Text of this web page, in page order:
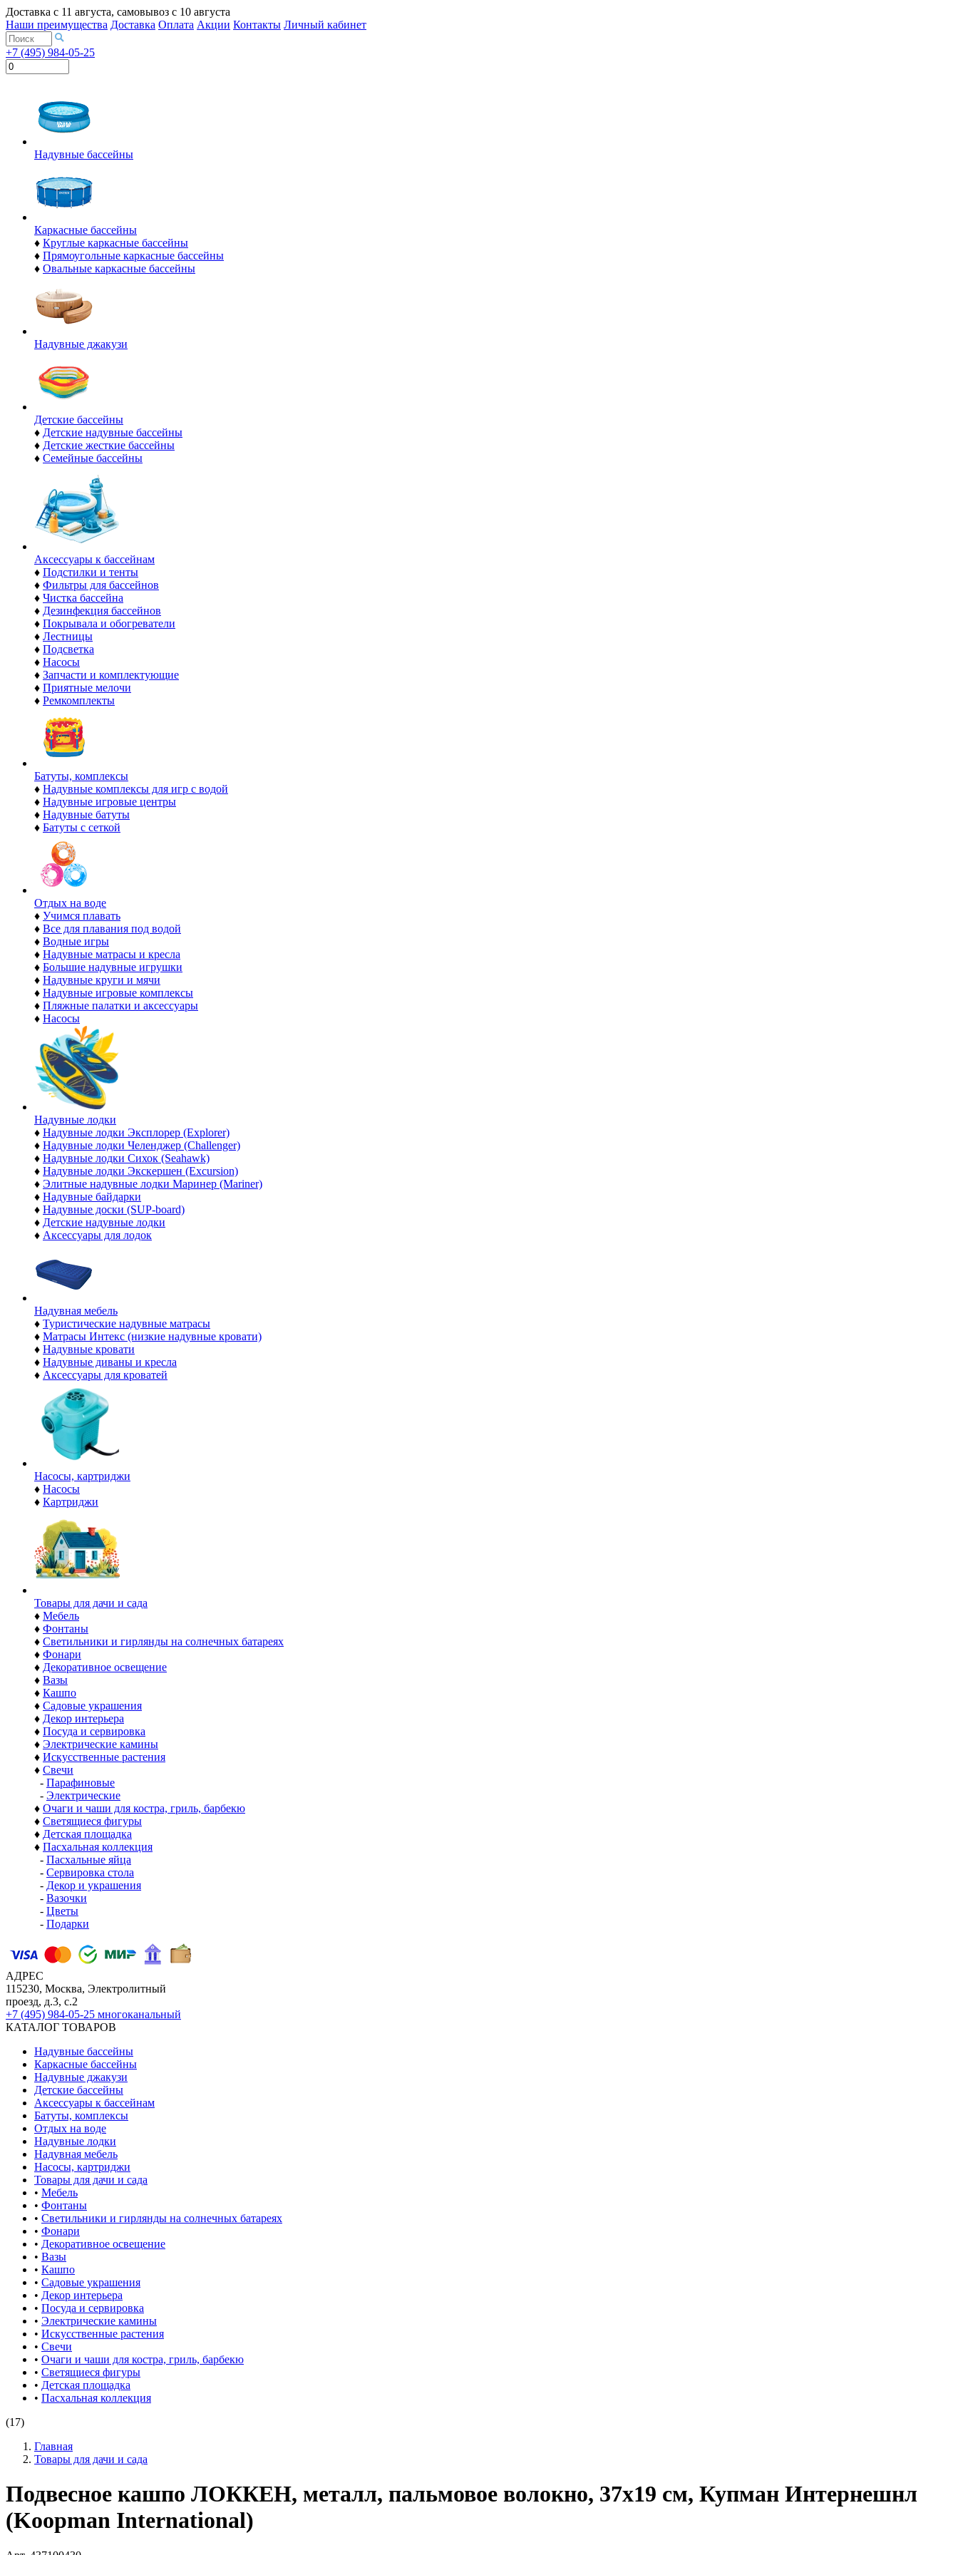
Доставка с 11 августа, самовывоз с 10 августа
Наши преимущества Доставка Оплата Акции Контакты Личный кабинет
+7 (495) 984-05-25
Надувные бассейны
Каркасные бассейны
♦ Круглые каркасные бассейны
♦ Прямоугольные каркасные бассейны
♦ Овальные каркасные бассейны
Надувные джакузи
Детские бассейны
♦ Детские надувные бассейны
♦ Детские жесткие бассейны
♦ Семейные бассейны
Аксессуары к бассейнам
♦ Подстилки и тенты
♦ Фильтры для бассейнов
♦ Чистка бассейна
♦ Дезинфекция бассейнов
♦ Покрывала и обогреватели
♦ Лестницы
♦ Подсветка
♦ Насосы
♦ Запчасти и комплектующие
♦ Приятные мелочи
♦ Ремкомплекты
Батуты, комплексы
♦ Надувные комплексы для игр с водой
♦ Надувные игровые центры
♦ Надувные батуты
♦ Батуты с сеткой
Отдых на воде
♦ Учимся плавать
♦ Все для плавания под водой
♦ Водные игры
♦ Надувные матрасы и кресла
♦ Большие надувные игрушки
♦ Надувные круги и мячи
♦ Надувные игровые комплексы
♦ Пляжные палатки и аксессуары
♦ Насосы
Надувные лодки
♦ Надувные лодки Эксплорер (Explorer)
♦ Надувные лодки Челенджер (Challenger)
♦ Надувные лодки Сихок (Seahawk)
♦ Надувные лодки Экскершен (Excursion)
♦ Элитные надувные лодки Маринер (Mariner)
♦ Надувные байдарки
♦ Надувные доски (SUP-board)
♦ Детские надувные лодки
♦ Аксессуары для лодок
Надувная мебель
♦ Туристические надувные матрасы
♦ Матрасы Интекс (низкие надувные кровати)
♦ Надувные кровати
♦ Надувные диваны и кресла
♦ Аксессуары для кроватей
Насосы, картриджи
♦ Насосы
♦ Картриджи
Товары для дачи и сада
♦ Мебель
♦ Фонтаны
♦ Светильники и гирлянды на солнечных батареях
♦ Фонари
♦ Декоративное освещение
♦ Вазы
♦ Кашпо
♦ Садовые украшения
♦ Декор интерьера
♦ Посуда и сервировка
♦ Электрические камины
♦ Искусственные растения
♦ Свечи
- Парафиновые
- Электрические
♦ Очаги и чаши для костра, гриль, барбекю
♦ Светящиеся фигуры
♦ Детская площадка
♦ Пасхальная коллекция
- Пасхальные яйца
- Сервировка стола
- Декор и украшения
- Вазочки
- Цветы
- Подарки
АДРЕС
115230, Москва, Электролитный
проезд, д.3, с.2
+7 (495) 984-05-25 многоканальный
КАТАЛОГ ТОВАРОВ
Надувные бассейны
Каркасные бассейны
Надувные джакузи
Детские бассейны
Аксессуары к бассейнам
Батуты, комплексы
Отдых на воде
Надувные лодки
Надувная мебель
Насосы, картриджи
Товары для дачи и сада
• Мебель
• Фонтаны
• Светильники и гирлянды на солнечных батареях
• Фонари
• Декоративное освещение
• Вазы
• Кашпо
• Садовые украшения
• Декор интерьера
• Посуда и сервировка
• Электрические камины
• Искусственные растения
• Свечи
• Очаги и чаши для костра, гриль, барбекю
• Светящиеся фигуры
• Детская площадка
• Пасхальная коллекция
(17)
Главная
Товары для дачи и сада
Подвесное кашпо ЛОККЕН, металл, пальмовое волокно, 37х19 см, Купман Интернешнл
(Koopman International)